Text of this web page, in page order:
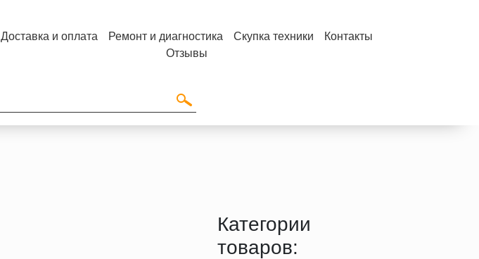
Доставка и оплата Ремонт и диагностика Скупка техники
Контакты
Отзывы
Категории
товаров: